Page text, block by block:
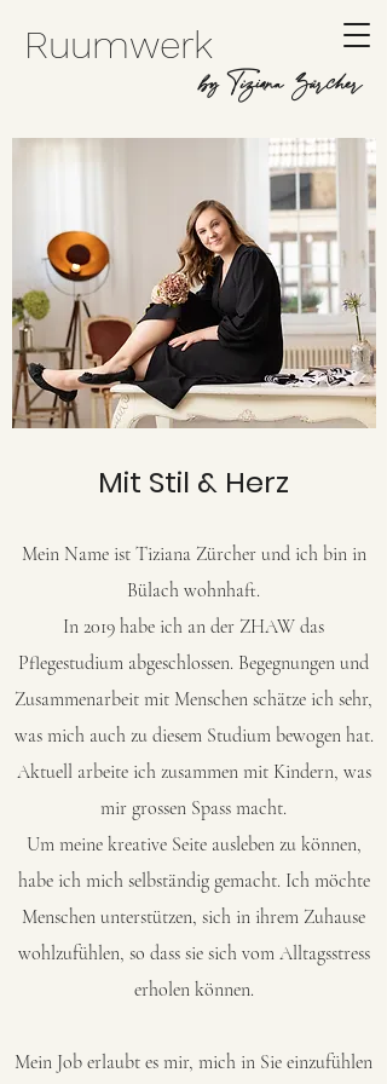
by Tiziana Zürcher
Ruumwerk
Mit Stil & Herz
Mein Name ist Tiziana Zürcher und ich bin in
Bülach wohnhaft.
In 2019 habe ich an der ZHAW das
Pflegestudium abgeschlossen. Begegnungen und
Zusammenarbeit mit Menschen schätze ich sehr,
was mich auch zu diesem Studium bewogen hat.
Aktuell arbeite ich zusammen mit Kindern, was
mir grossen Spass macht.
Um meine kreative Seite ausleben zu können,
habe ich mich selbständig gemacht. Ich möchte
Menschen unterstützen, sich in ihrem Zuhause
wohlzufühlen, so dass sie sich vom Alltagsstress
erholen können.
Mein Job erlaubt es mir, mich in Sie einzufühlen